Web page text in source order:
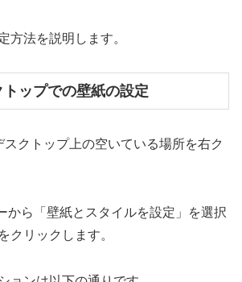
方法を説明します。
ップでの壁紙の設定
クトップ上の空いている場所を右ク
から「壁紙とスタイルを設定」を選択
クリックします。